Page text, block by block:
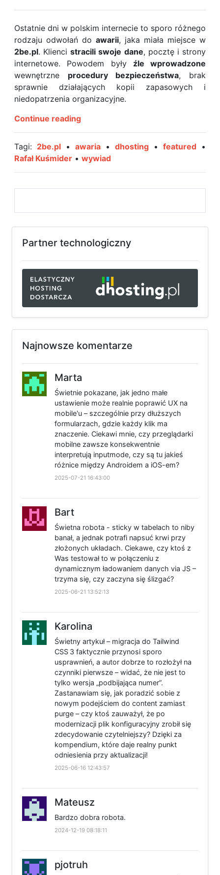
Ostatnie dni w polskim internecie to sporo różnego
rodzaju odwołań do awarii, jaka miała miejsce w
2be.pl. Kliencistracili swoje dane, pocztę i strony
internetowe. Powodem były źle wprowadzone
wewnętrzne procedury bezpieczeństwa, brak
sprawnie działających kopii zapasowych i
niedopatrzenia organizacyjne.
Continue reading[Wywiad]
wygląda
sprawa
bezpieczeństwa
firmach
Tagi: 2be.pl• awaria•dhosting •featured •
Rafał Kuśmider• wywiad
Partner technologiczny
Najnowsze komentarze
Marta
Świetnie pokazane, jak jedno małe
ustawienie może realnie poprawić UX na
mobile'u – szczególnie przy dłuższych
formularzach, gdzie każdy klik ma
znaczenie. Ciekawi mnie, czy przeglądarki
mobilne zawsze konsekwentnie
interpretują inputmode, czy są tu jakieś
różnice między Androidem a iOS-em?
2025-07-21 16:43:00
Bart
Świetna robota - sticky w tabelach to niby
banał, a jednak potrafi napsuć krwi przy
złożonych układach. Ciekawe, czy ktoś z
Was testował to w połączeniu z
dynamicznym ładowaniem danych via JS –
trzyma się, czy zaczyna się ślizgać?
2025-06-21 13:52:13
Karolina
Świetny artykuł – migracja do Tailwind
CSS 3 faktycznie przynosi sporo
usprawnień, a autor dobrze to rozłożył na
czynniki pierwsze – widać, że nie jest to
tylko wersja „podbijająca numer”.
Zastanawiam się, jak poradzić sobie z
nowym podejściem do content zamiast
purge – czy ktoś zauważył, że po
modernizacji plik konfiguracyjny zrobił się
zdecydowanie czytelniejszy? Dzięki za
kompendium, które daje realny punkt
odniesienia przy aktualizacji!
2025-06-16 12:43:57
Mateusz
Bardzo dobra robota.
2024-12-19 08:18:11
pjotruh